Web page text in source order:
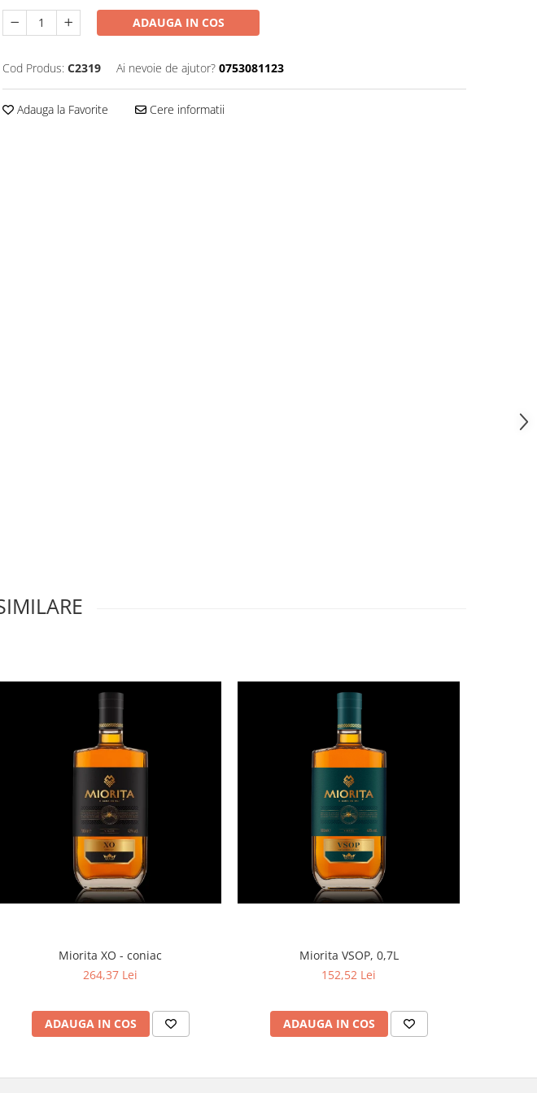
ADAUGA IN COS
Cod Produs: C2319 Ai nevoie de ajutor? 0753081123
Adauga la Favorite Cere informatii
Miorita XO - coniac
264,37 Lei
ADAUGA IN COS
Miorita VSOP, 0,7L
152,52 Lei
ADAUGA IN COS